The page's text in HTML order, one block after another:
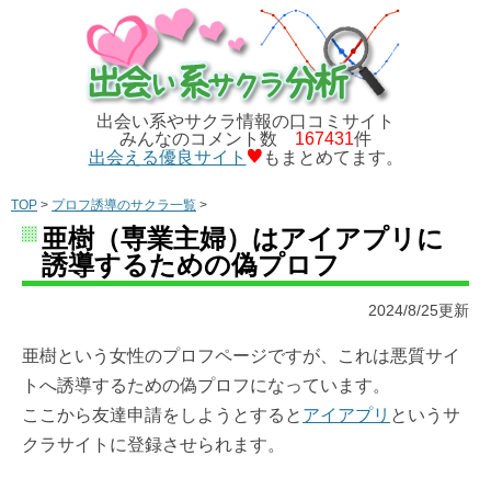
出会い系やサクラ情報の口コミサイト
みんなのコメント数 167431件
出会える優良サイト
もまとめてます。
TOP > プロフ誘導のサクラ一覧 >
亜樹（専業主婦）はアイアプリに
誘導するための偽プロフ
2024/8/25更新
亜樹という女性のプロフページですが、これは悪質サイ
トへ誘導するための偽プロフになっています。
ここから友達申請をしようとすると アイアプリ というサ
クラサイトに登録させられます。